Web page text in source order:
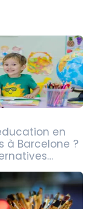
en
à Barcelone ?